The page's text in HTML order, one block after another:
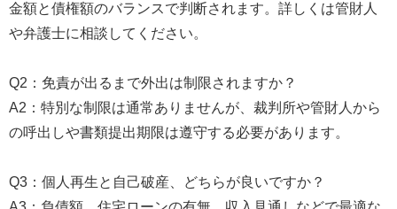
金額と債権額のバランスで判断されます。詳しくは管財人
や弁護士に相談してください。
Q2：免責が出るまで外出は制限されますか？
A2：特別な制限は通常ありませんが、裁判所や管財人から
の呼出しや書類提出期限は遵守する必要があります。
Q3：個人再生と自己破産、どちらが良いですか？